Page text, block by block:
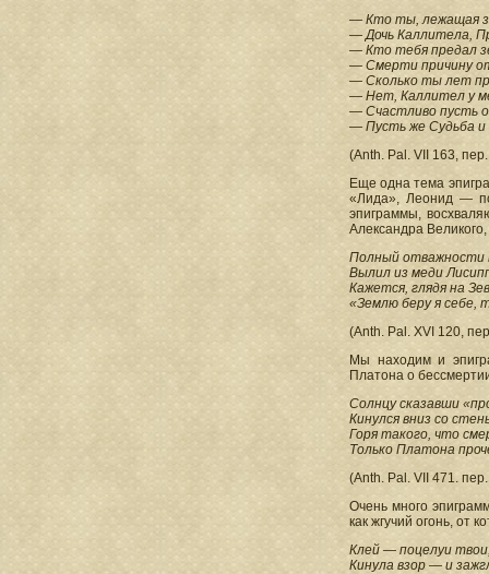
— Кто ты, лежащая
— Дочь Каллитела,
— Кто тебя предал
— Смерти причину
— Сколько ты лет
— Нет, Каллител у
— Счастливо пусть
— Пусть же Судьба и
(Anth. Pal. VII 163,
Еще одна тема
«Лида», Леонид —
эпиграммы,
Александра
Полный отважности
Вылил из меди
Кажется, глядя на
«Землю беру я себе,
(Anth. Pal. XVI 120,
Мы находим и
Платона о
Солнцу сказавши
Кинулся вниз со
Горя такого, что
Только Платона
(Anth. Pal. VII 471.
Очень много
как жгучий огонь, от
Клей — поцелуи
Кинула взор — и